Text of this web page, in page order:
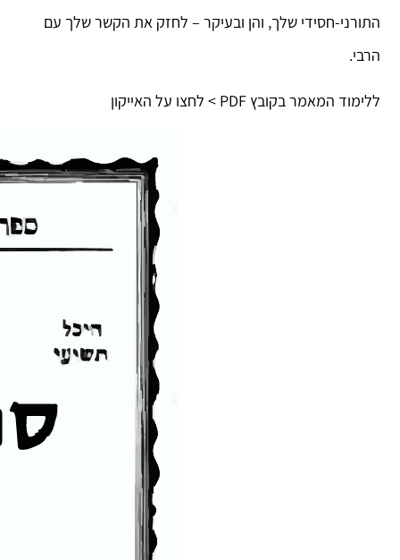
התורני-חסידי שלך, והן ובעיקר – לחזק את הקשר שלך עם
הרבי.
ללימוד המאמר בקובץ PDF > לחצו על האייקון